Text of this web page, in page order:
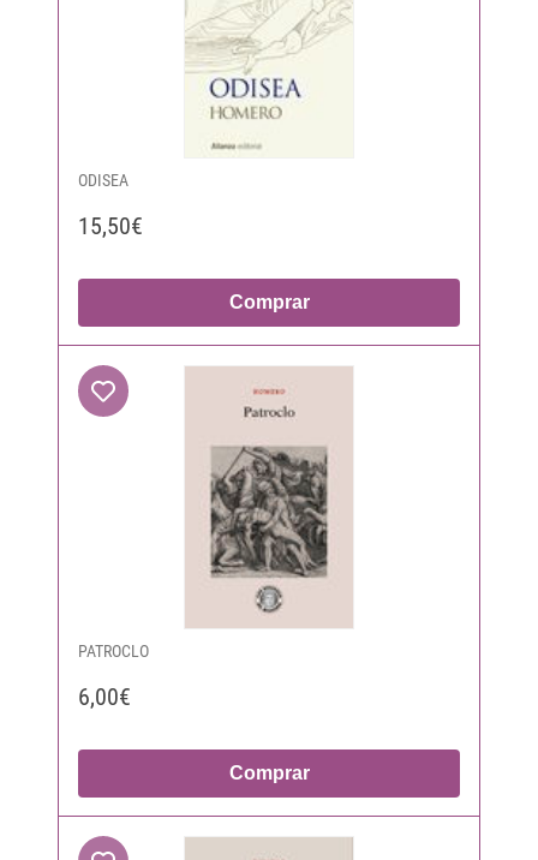
ODISEA
15,50€
Comprar
PATROCLO
6,00€
Comprar